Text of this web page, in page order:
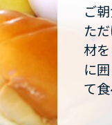
ご
た
材
に
て